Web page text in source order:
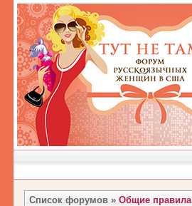
Список форумов » Общие правила